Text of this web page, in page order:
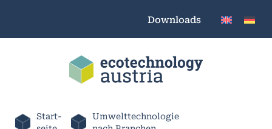
Downloads
Start-
Umwelttechnologie